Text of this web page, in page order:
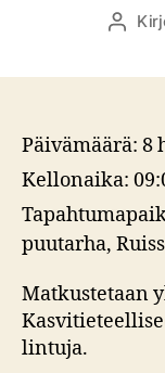
Päivämäärä: 8
Kellonaika:
puutarha,
Matkustetaan
lintuja.